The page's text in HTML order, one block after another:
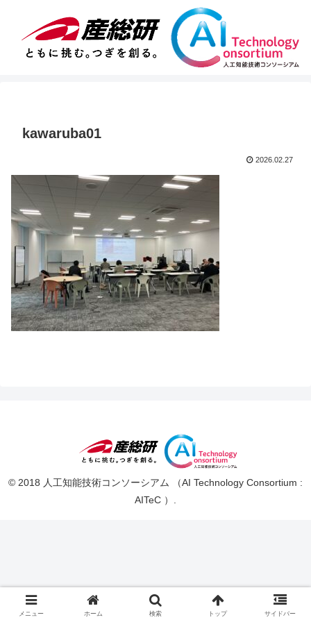
kawaruba01
2026.02.27
© 2018 人工知能技術コンソーシアム （AI Technology Consortium :
AITeC ）.
メニュー ホーム 検索 トップ サイドバー